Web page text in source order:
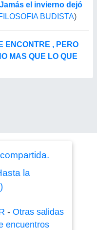
el invierno dejó
BUDISTA)
ENCONTRE , PERO
MAS QUE LO QUE
la
- Otras salidas
encuentros